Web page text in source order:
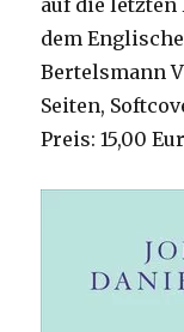
auf die letzten
dem
Bertelsmann
Seiten,
Preis: 15,00